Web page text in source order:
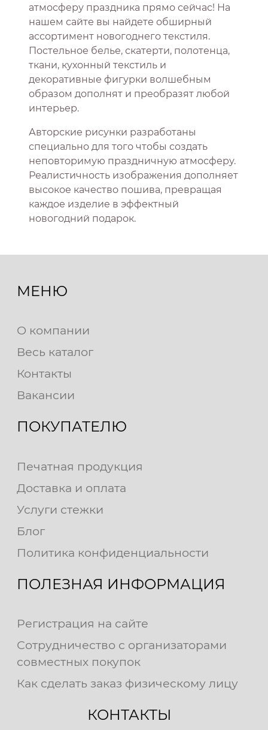
атмосферу праздника прямо сейчас! На
нашем сайте вы найдете обширный
ассортимент новогоднего текстиля.
Постельное белье, скатерти, полотенца,
ткани, кухонный текстиль и
декоративные фигурки волшебным
образом дополнят и преобразят любой
интерьер.
Авторские рисунки разработаны
специально для того чтобы создать
неповторимую праздничную атмосферу.
Реалистичность изображения дополняет
высокое качество пошива, превращая
каждое изделие в эффектный
новогодний подарок.
МЕНЮ
О компании
Весь каталог
Контакты
Вакансии
ПОКУПАТЕЛЮ
Печатная продукция
Доставка и оплата
Услуги стежки
Блог
Политика конфиденциальности
ПОЛЕЗНАЯ ИНФОРМАЦИЯ
Регистрация на сайте
Сотрудничество с организаторами
совместных покупок
Как сделать заказ физическому лицу
КОНТАКТЫ